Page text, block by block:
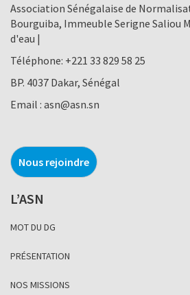
Association Sénégalaise de
Bourguiba, Immeuble Serigne Saliou
d'eau |
Téléphone: +221 33 829 58 25
BP. 4037 Dakar, Sénégal
Email : asn@asn.sn
Nous rejoindre
L’ASN
MOT DU DG
PRÉSENTATION
NOS MISSIONS